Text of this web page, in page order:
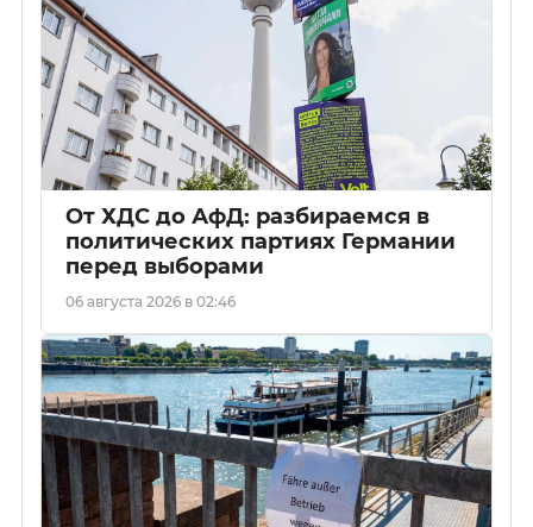
От ХДС до АфД: разбираемся в
политических партиях Германии
перед выборами
06 августа 2026 в 02:46